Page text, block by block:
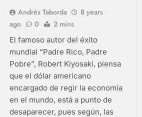
Andrés Taborda
8 years
ago
0 2 mins
El famoso autor del éxito
mundial “Padre Rico, Padre
Pobre”, Robert Kiyosaki, piensa
que el dólar americano
encargado de regir la economía
en el mundo, está a punto de
desaparecer, pues según, las